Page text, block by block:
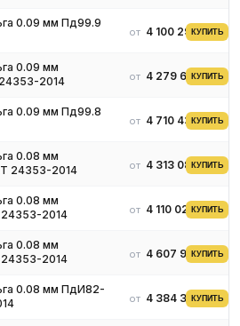
0.09 мм Пд99.9
от 4 100 296 ₽КУПИТЬ
0.09 мм
2014
от 4 279 698 ₽
КУПИТЬ
0.09 мм Пд99.8
от 4 710 430 ₽КУПИТЬ
0.08 мм
24353-2014
от 4 313 082 ₽КУПИТЬ
0.08 мм
2014
от 4 110 026 ₽КУПИТЬ
0.08 мм
2014
от 4 607 933 ₽
КУПИТЬ
0.08 мм ПдИ82-
от 4 384 374 ₽
КУПИТЬ